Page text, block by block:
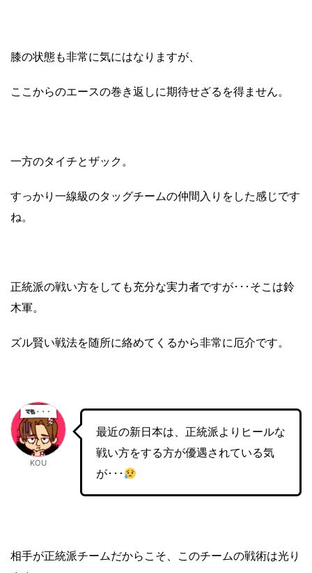
膝の状態も非常に気にはなりますが、
ここからのエースの巻き返しに期待せざるを得ません。
一方のタイチとザック。
すっかり一線級のタッグチームの仲間入りをした感じです
ね。
正統派の戦い方をしても充分な実力者ですが･･･そこは鈴
木軍。
ズル賢い戦法を随所に絡めてくるから非常に厄介です。
KOU
最近の新日本は、正統派よりヒールな
戦い方をする方が優遇されている気
が･･･
相手が正統派チームだからこそ、このチームの戦術は光り